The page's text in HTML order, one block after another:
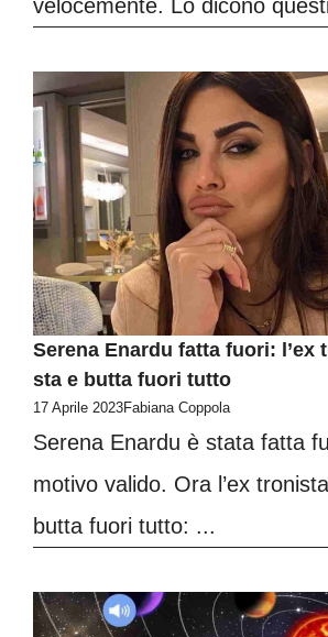
velocemente. Lo dicono
Serena Enardu fatta fuori: l’ex
sta e butta fuori tutto
17 Aprile 2023Fabiana Coppola
Serena Enardu è stata fatta
motivo valido. Ora l’ex
butta fuori tutto: ...